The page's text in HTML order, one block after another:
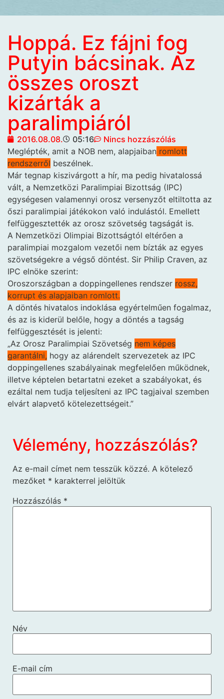
Hoppá. Ez fájni fog
Putyin bácsinak. Az
összes oroszt
kizárták a
paralimpiáról
2016.08.08. 05:16
Nincs hozzászólás
Meglépték, amit a NOB nem, alapjaiban romlott
rendszerről beszélnek.
Már tegnap kiszivárgott a hír, ma pedig hivatalossá
vált, a Nemzetközi Paralimpiai Bizottság (IPC)
egységesen valamennyi orosz versenyzőt eltiltotta az
őszi paralimpiai játékokon való indulástól. Emellett
felfüggesztették az orosz szövetség tagságát is.
A Nemzetközi Olimpiai Bizottságtól eltérően a
paralimpiai mozgalom vezetői nem bízták az egyes
szövetségekre a végső döntést. Sir Philip Craven, az
IPC elnöke szerint:
Oroszországban a doppingellenes rendszer rossz,
korrupt és alapjaiban romlott.
A döntés hivatalos indoklása egyértelműen fogalmaz,
és az is kiderül belőle, hogy a döntés a tagság
felfüggesztését is jelenti:
„Az Orosz Paralimpiai Szövetség nem képes
garantálni, hogy az alárendelt szervezetek az IPC
doppingellenes szabályainak megfelelően működnek,
illetve képtelen betartatni ezeket a szabályokat, és
ezáltal nem tudja teljesíteni az IPC tagjaival szemben
elvárt alapvető kötelezettségeit.”
Vélemény, hozzászólás?
Az e-mail címet nem tesszük közzé. A kötelező
mezőket * karakterrel jelöltük
Hozzászólás *
Név
E-mail cím